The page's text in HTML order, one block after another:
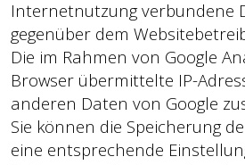
Internetnutzung verbundene
gegenüber dem
Die im Rahmen von Google
Browser übermittelte IP-
anderen Daten von Google
Sie können die Speicherung
eine entsprechende